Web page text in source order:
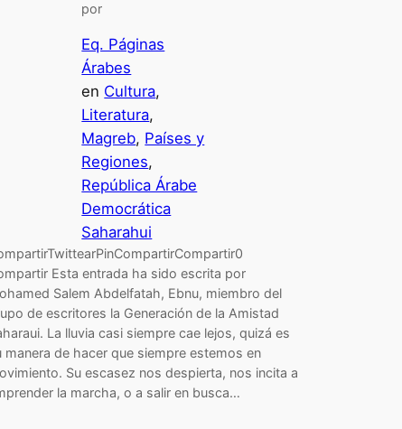
por
Eq. Páginas
Árabes
en Cultura
Literatura
Magreb, Países y
Regiones
República Árabe
Democrática
Saharahui
Esta entrada ha sido escrita por
Salem Abdelfatah, Ebnu, miembro del
de escritores la Generación de la Amistad
La lluvia casi siempre cae lejos, quizá es
manera de hacer que siempre estemos en
Su escasez nos despierta, nos incita a
la marcha, o a salir en busca…